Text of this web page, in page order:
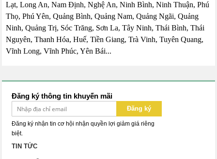
Lạt, Long An, Nam Định, Nghệ An, Ninh Bình, Ninh Thuận, Phú
Thọ, Phú Yên, Quảng Bình, Quảng Nam, Quảng Ngãi, Quảng
Ninh, Quảng Trị, Sóc Trăng, Sơn La, Tây Ninh, Thái Bình, Thái
Nguyên, Thanh Hóa, Huế, Tiền Giang, Trà Vinh, Tuyên Quang,
Vĩnh Long, Vĩnh Phúc, Yên Bái...
Đăng ký thông tin khuyến mãi
Đăng ký
Đăng ký nhận tin cơ hội nhận quyền lợi giảm giá riêng
biệt.
TIN TỨC